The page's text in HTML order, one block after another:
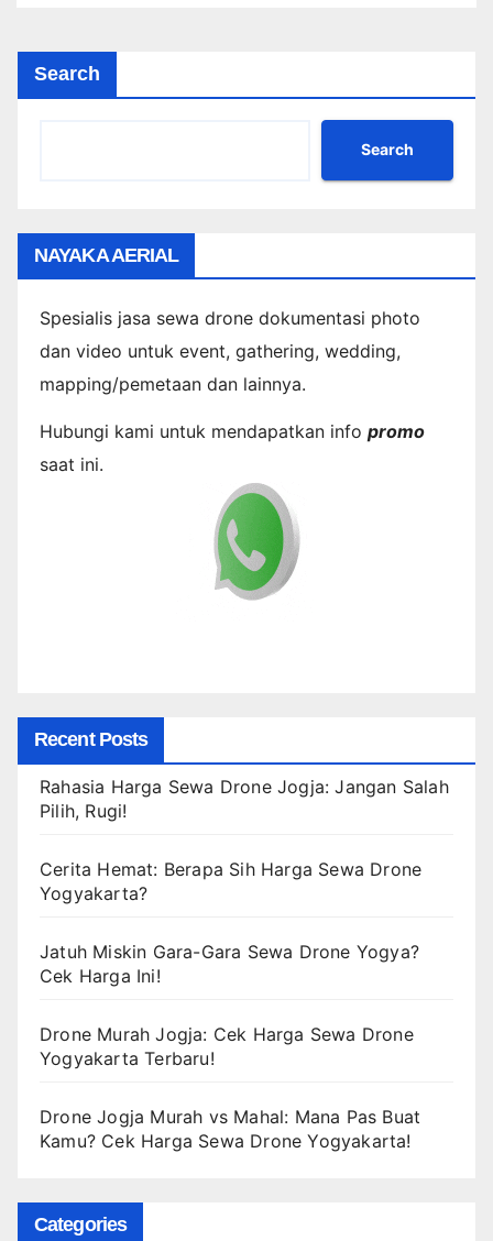
Search
Search
NAYAKA AERIAL
Spesialis jasa sewa drone dokumentasi photo
dan video untuk event, gathering, wedding,
mapping/pemetaan dan lainnya.
Hubungi kami untuk mendapatkan info promo
saat ini.
Recent Posts
Rahasia Harga Sewa Drone Jogja: Jangan Salah
Pilih, Rugi!
Cerita Hemat: Berapa Sih Harga Sewa Drone
Yogyakarta?
Jatuh Miskin Gara-Gara Sewa Drone Yogya?
Cek Harga Ini!
Drone Murah Jogja: Cek Harga Sewa Drone
Yogyakarta Terbaru!
Drone Jogja Murah vs Mahal: Mana Pas Buat
Kamu? Cek Harga Sewa Drone Yogyakarta!
Categories